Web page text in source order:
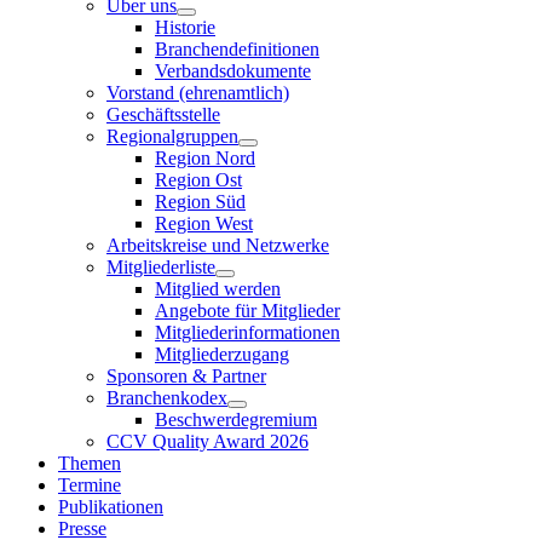
Über uns
Historie
Branchendefinitionen
Verbandsdokumente
Vorstand (ehrenamtlich)
Geschäftsstelle
Regionalgruppen
Region Nord
Region Ost
Region Süd
Region West
Arbeitskreise und Netzwerke
Mitgliederliste
Mitglied werden
Angebote für Mitglieder
Mitgliederinformationen
Mitgliederzugang
Sponsoren & Partner
Branchenkodex
Beschwerdegremium
CCV Quality Award 2026
Themen
Termine
Publikationen
Presse